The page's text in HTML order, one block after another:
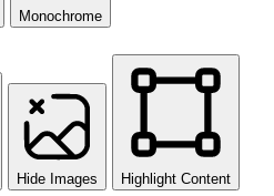
Monochrome
Hide Images Highlight Content